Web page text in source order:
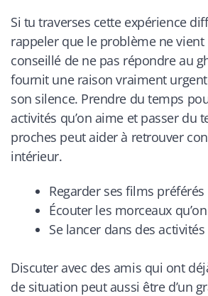
Si tu traverses cette expérience
rappeler que le problème ne vient
conseillé de ne pas répondre au
fournit une raison vraiment
son silence. Prendre du temps
activités qu’on aime et passer du
proches peut aider à retrouver
intérieur.
Regarder ses films préférés
Écouter les morceaux
Se lancer dans des activités
Discuter avec des amis qui ont
de situation peut aussi être d’un